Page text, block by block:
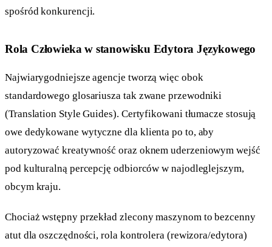
spośród konkurencji.
Rola Człowieka w stanowisku Edytora Językowego
Najwiarygodniejsze agencje tworzą więc obok
standardowego glosariusza tak zwane przewodniki
(Translation Style Guides). Certyfikowani tłumacze stosują
owe dedykowane wytyczne dla klienta po to, aby
autoryzować kreatywność oraz oknem uderzeniowym wejść
pod kulturalną percepcję odbiorców w najodleglejszym,
obcym kraju.
Chociaż wstępny przekład zlecony maszynom to bezcenny
atut dla oszczędności, rola kontrolera (rewizora/edytora)